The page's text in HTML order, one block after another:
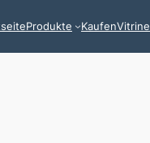
Produkte KaufenVitrine